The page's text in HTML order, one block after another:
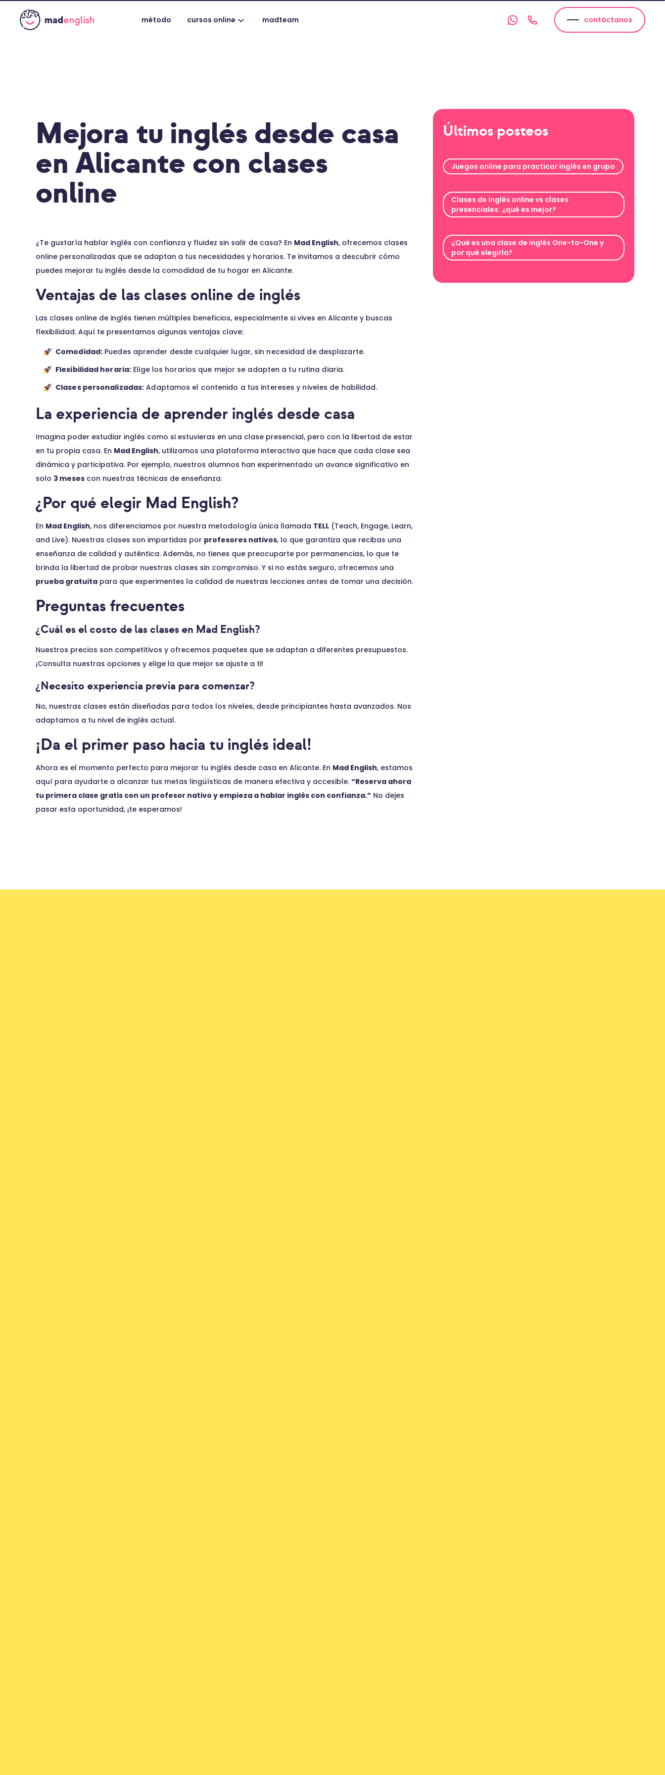
método cursos online madteam contáctanos
Mejora tu inglés desde casa
en Alicante con clases
online
¿Te gustaría hablar inglés con confianza y fluidez sin salir de casa? En Mad English, ofrecemos clases
online personalizadas que se adaptan a tus necesidades y horarios. Te invitamos a descubrir cómo
puedes mejorar tu inglés desde la comodidad de tu hogar en Alicante.
Ventajas de las clases online de inglés
Las clases online de inglés tienen múltiples beneficios, especialmente si vives en Alicante y buscas
flexibilidad. Aquí te presentamos algunas ventajas clave:
Comodidad: Puedes aprender desde cualquier lugar, sin necesidad de desplazarte.
Flexibilidad horaria: Elige los horarios que mejor se adapten a tu rutina diaria.
Clases personalizadas: Adaptamos el contenido a tus intereses y niveles de habilidad.
La experiencia de aprender inglés desde casa
Imagina poder estudiar inglés como si estuvieras en una clase presencial, pero con la libertad de estar
en tu propia casa. En Mad English, utilizamos una plataforma interactiva que hace que cada clase sea
dinámica y participativa. Por ejemplo, nuestros alumnos han experimentado un avance significativo en
solo 3 meses con nuestras técnicas de enseñanza.
¿Por qué elegir Mad English?
En Mad English, nos diferenciamos por nuestra metodología única llamada TELL (Teach, Engage, Learn,
and Live). Nuestras clases son impartidas por profesores nativos, lo que garantiza que recibas una
enseñanza de calidad y auténtica. Además, no tienes que preocuparte por permanencias, lo que te
brinda la libertad de probar nuestras clases sin compromiso. Y si no estás seguro, ofrecemos una
prueba gratuita para que experimentes la calidad de nuestras lecciones antes de tomar una decisión.
Preguntas frecuentes
¿Cuál es el costo de las clases en Mad English?
Nuestros precios son competitivos y ofrecemos paquetes que se adaptan a diferentes presupuestos.
¡Consulta nuestras opciones y elige la que mejor se ajuste a ti!
¿Necesito experiencia previa para comenzar?
No, nuestras clases están diseñadas para todos los niveles, desde principiantes hasta avanzados. Nos
adaptamos a tu nivel de inglés actual.
¡Da el primer paso hacia tu inglés ideal!
Ahora es el momento perfecto para mejorar tu inglés desde casa en Alicante. En Mad English, estamos
aquí para ayudarte a alcanzar tus metas lingüísticas de manera efectiva y accesible. “Reserva ahora
tu primera clase gratis con un profesor nativo y empieza a hablar inglés con confianza.” No dejes
pasar esta oportunidad, ¡te esperamos!
Últimos posteos
Juegos online para practicar inglés en grupo
Clases de inglés online vs clases
presenciales: ¿qué es mejor?
¿Qué es una clase de inglés One-to-One y
por qué elegirla?